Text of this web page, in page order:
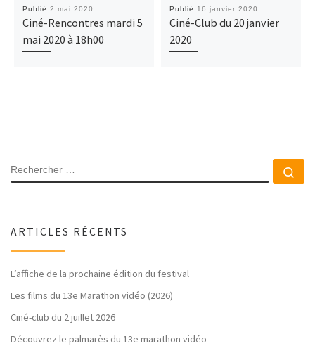
Publié 2 mai 2020
Ciné-Rencontres mardi 5
mai 2020 à 18h00
Publié 16 janvier 2020
Ciné-Club du 20 janvier
2020
RECHERCHER
ARTICLES RÉCENTS
L’affiche de la prochaine édition du festival
Les films du 13e Marathon vidéo (2026)
Ciné-club du 2 juillet 2026
Découvrez le palmarès du 13e marathon vidéo